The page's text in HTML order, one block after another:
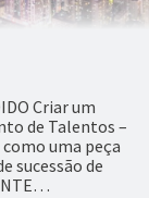
Criar um
de Talentos –
uma peça
sucessão de